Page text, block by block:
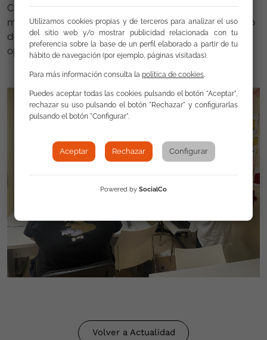
Con esta iniciativa, se da un paso decisivo hacia un
mañana donde la brecha digital sea solo un recuerdo
del pasado, y donde todos y todas tengamos la
oportunidad de prosperar en la era digital.
Volver a Actualidad
Utilizamos cookies propias y de terceros para analizar el uso
del sitio web y/o mostrar publicidad relacionada con tu
preferencia sobre la base de un perfil elaborado a partir de tu
hábito de navegación (por ejemplo, páginas visitadas).
Para más información consulta la política de cookies
Puedes aceptar todas las cookies pulsando el botón "Aceptar",
rechazar su uso pulsando el botón "Rechazar" y configurarlas
pulsando el botón "Configurar".
Aceptar Rechazar Configurar
Powered by SocialCo